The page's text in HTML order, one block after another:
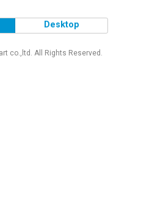
Desktop
co.,ltd. All Rights Reserved.